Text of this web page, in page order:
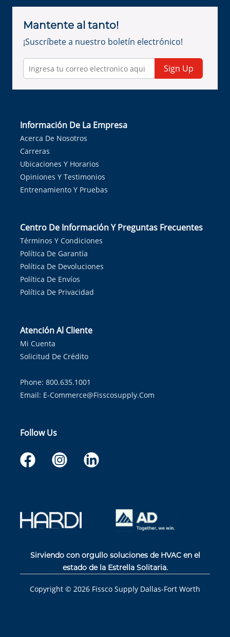
Mantente al tanto!
¡Suscríbete a nuestro boletín electrónico!
Sign Up
Información De La Empresa
Acerca De Nosotros
Carreras
Ubicaciones Y Horarios
Opiniones Y Testimonios
Entrenamiento Y Pruebas
Centro De Información Y Preguntas Frecuentes
Términos Y Condiciones
Política De Garantía
Política De Devoluciones
Política De Envíos
Política De Privacidad
Atención Al Cliente
Mi Cuenta
Solicitud De Crédito
Phone: 800.635.1001
Email: E-Commerce@fisscosupply.com
Follow Us
Sirviendo con orgullo soluciones de HVAC en el
estado de la Estrella Solitaria.
Copyright © 2026 Fissco Supply Dallas-Fort Worth